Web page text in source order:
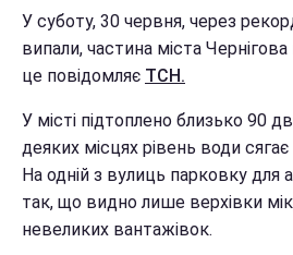
У суботу, 30 червня, через
випали, частина міста
це повідомляє ТСН.
У місті підтоплено близько 90
деяких місцях рівень води
На одній з вулиць парковку для
так, що видно лише верхівки
невеликих вантажівок.